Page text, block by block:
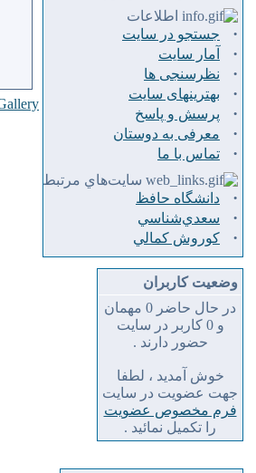
اطلاعات
· جستجو در سایت
· آمار سایت
· نظرسنجی ها
· بهترینهای سایت
· پرسش و پاسخ
· معرفی به دوستان
·
تماس با ما
سايت‌هاي مرتبط
· دانشگاه حافظ
· سعدي‌شناسي
· كوروش كمالي
وضعیت کاربران
در حال حاضر 0 مهمان
و 0 کاربر در سایت
حضور دارند .
خوش آمدید ، لطفا
جهت عضویت در سایت
فرم مخصوص عضویت
را تکمیل نمائید .
©